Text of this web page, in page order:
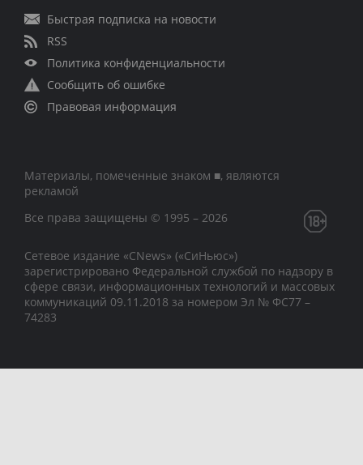
Быстрая подписка на новости
RSS
Политика конфиденциальности
Сообщить об ошибке
Правовая информация
Материалы, помеченные знаком ■, являются
рекламой
Все права защищены © 1995 – 2026
Сетевое издание «CNews» («СиНьюс»)
зарегистрировано Федеральной службой по надзору в
сфере связи, информационных технологий и массовых
коммуникаций 09.11.2018 за номером Эл № ФС77 –
74283